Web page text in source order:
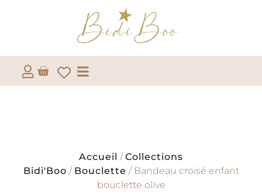
Accueil /Collections
Bidi'Boo / Bouclette / Bandeau croisé enfant
bouclette olive